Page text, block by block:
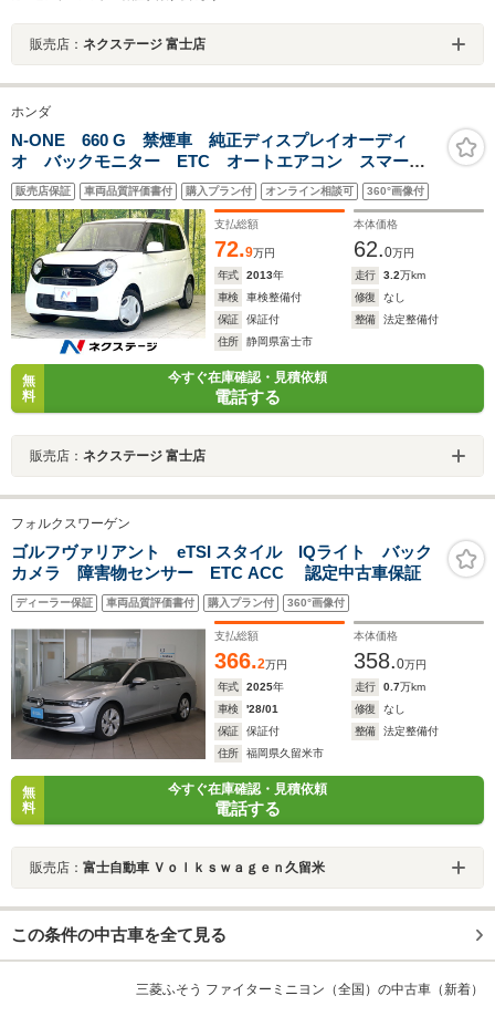
販売店： ネクステージ 富士店
ホンダ
N-ONE 660 G 禁煙車 純正ディスプレイオーディ
オ バックモニター ETC オートエアコン スマート
キー Bluetooth HDMI端子 ヘッドライトレベライザ
ー 電動格納ミラー アームスト ベンチシート
販売店保証 車両品質評価書付 購入プラン付 オンライン相談可 360°画像付
支払総額
72.9万円
本体価格
62.0万円
年式
2013年 走行 3.2万km
車検
車検整備付 修復
なし
保証
保証付 整備
法定整備付
住所
静岡県富士市
無
料
今すぐ在庫確認・見積依頼
電話する
販売店： ネクステージ 富士店
フォルクスワーゲン
ゴルフヴァリアント eTSI スタイル IQライト バック
カメラ 障害物センサー ETC ACC 認定中古車保証
ディーラー保証 車両品質評価書付 購入プラン付 360°画像付
支払総額
366.2万円
本体価格
358.0万円
年式
2025年 走行 0.7万km
車検
'28/01 修復
なし
保証
保証付 整備
法定整備付
住所
福岡県久留米市
無
料
今すぐ在庫確認・見積依頼
電話する
販売店： 富士自動車 Ｖｏｌｋｓｗａｇｅｎ久留米
この条件の中古車を全て見る
三菱ふそう ファイターミニヨン（全国）の中古車（新着）